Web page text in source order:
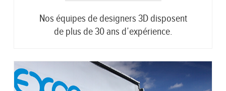
Nos équipes de designers 3D disposent
de plus de 30 ans d’expérience.